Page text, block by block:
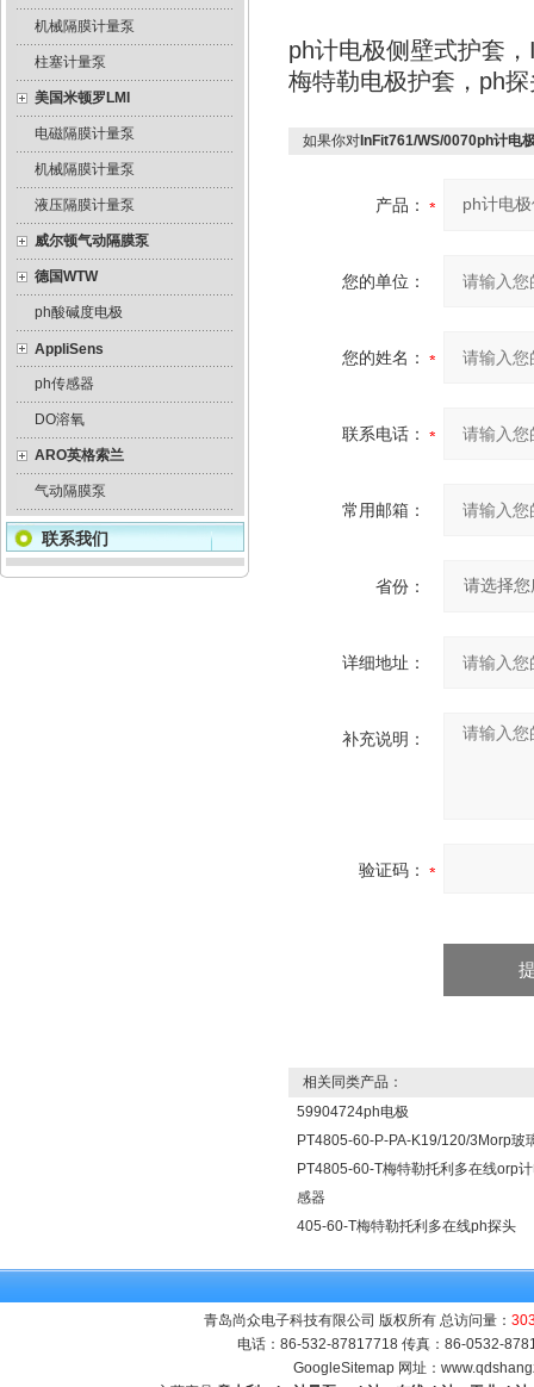
机械隔膜计量泵
柱塞计量泵
美国米顿罗LMI
电磁隔膜计量泵
机械隔膜计量泵
液压隔膜计量泵
威尔顿气动隔膜泵
德国WTW
ph酸碱度电极
AppliSens
ph传感器
DO溶氧
ARO英格索兰
气动隔膜泵
联系我们
ph计电极侧壁式护套
梅特勒电极护套，ph
如果你对InFit761/WS/0070ph计电
产品：
您的单位：
您的姓名：
联系电话：
常用邮箱：
省份：
详细地址：
补充说明：
验证码：
相关同类产品：
59904724ph电极
PT4805-60-P-PA-K19/120/3Morp玻
PT4805-60-T梅特勒托利多在线orp
感器
405-60-T梅特勒托利多在线ph探头
青岛尚众电子科技有限公司 版权所有 总访问量：
电话：86-532-87817718 传真：86-0532-
GoogleSitemap 网址：